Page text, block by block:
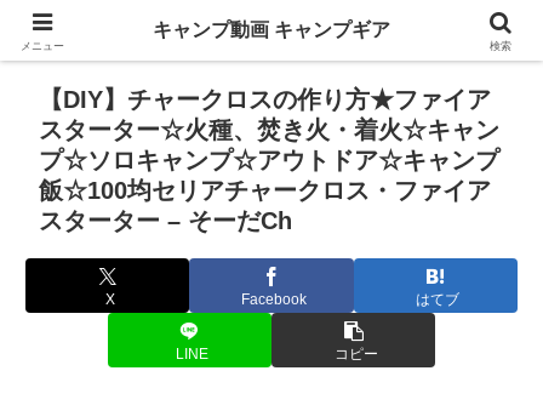
【DIY】チャークロスの作り方★ファイア
スターター☆火種、焚き火・着火☆キャン
プ☆ソロキャンプ☆アウトドア☆キャンプ
飯☆100均セリアチャークロス・ファイア
スターター – そーだCh
X Facebook はてブ
LINE コピー
メニュー
キャンプ動画 キャンプギア
検索